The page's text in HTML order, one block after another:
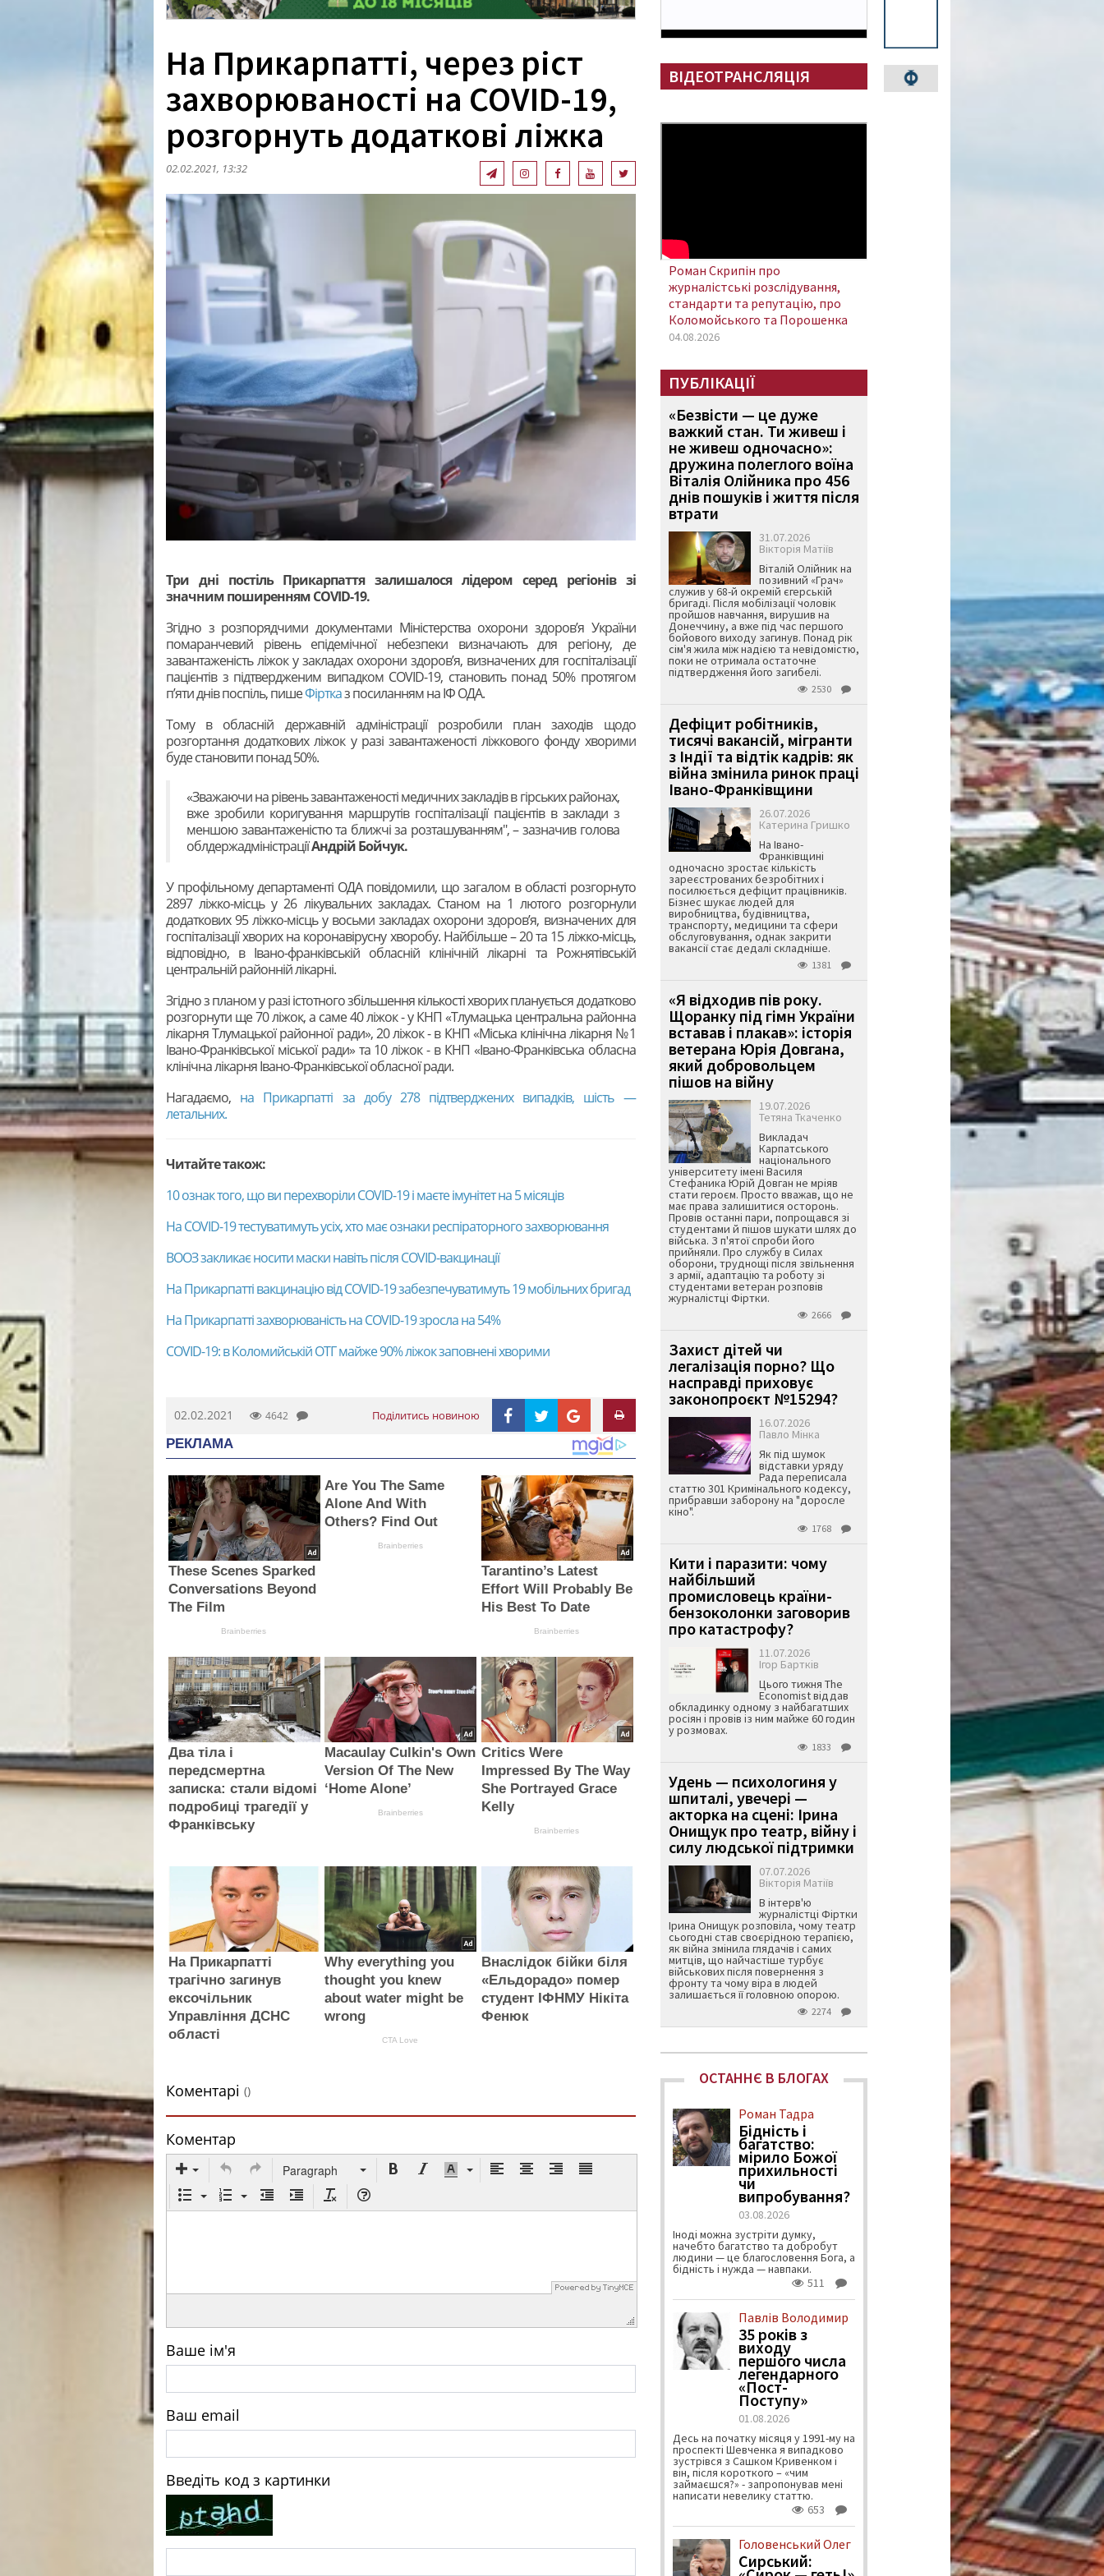
На Прикарпатті, через ріст
захворюваності на COVID-19,
розгорнуть додаткові ліжка
02.02.2021, 13:32
Три дні постіль Прикарпаття залишалося лідером серед регіонів зі
значним поширенням COVID-19.
Згідно з розпорядчими документами Міністерства охорони здоров’я України
помаранчевий рівень епідемічної небезпеки визначають для регіону, де
завантаженість ліжок у закладах охорони здоров’я, визначених для госпіталізації
пацієнтів з підтвердженим випадком COVID-19, становить понад 50% протягом
п’яти днів поспіль, пишеФіртказ посиланням на ІФ ОДА.
Тому в обласній державній адміністрації розробили план заходів щодо
розгортання додаткових ліжок у разі завантаженості ліжкового фонду хворими
буде становити понад 50%.
«Зважаючи на рівень завантаженості медичних закладів в гірських районах,
вже зробили коригування маршрутів госпіталізації пацієнтів в заклади з
меншою завантаженістю та ближчі за розташуванням", – зазначив голова
облдержадміністраціїАндрій Бойчук.
У профільному департаменті ОДА повідомили, що загалом в області розгорнуто
2897 ліжко-місць у 26 лікувальних закладах. Станом на 1 лютого розгорнули
додаткових 95 ліжко-місць у восьми закладах охорони здоров’я, визначених для
госпіталізації хворих на коронавірусну хворобу. Найбільше – 20 та 15 ліжко-місць,
відповідно, в Івано-франківській обласній клінічній лікарні та Рожнятівській
центральній районній лікарні.
Згідно з планом у разі істотного збільшення кількості хворих планується додатково
розгорнути ще 70 ліжок, а саме 40 ліжок - у КНП «Тлумацька центральна районна
лікарня Тлумацької районної ради», 20 ліжок - в КНП «Міська клінічна лікарня №1
Івано-Франківської міської ради» та 10 ліжок - в КНП «Івано-Франківська обласна
клінічна лікарня Івано-Франківської обласної ради.
Нагадаємо, на Прикарпатті за добу 278 підтверджених випадків, шість —
летальних.
Читайте також:
10 ознак того, що ви перехворіли COVID-19 і маєте імунітет на 5 місяців
На COVID-19 тестуватимуть усіх, хто має ознаки респіраторного захворювання
ВООЗ закликає носити маски навіть після COVID-вакцинації
На Прикарпатті вакцинацію від COVID-19 забезпечуватимуть 19 мобільних бригад
На Прикарпатті захворюваність на COVID-19 зросла на 54%
COVID-19: в Коломийській ОТГ майже 90% ліжок заповнені хворими
02.02.2021 4642 Поділитись новиною
РЕКЛАМА
These Scenes Sparked
Conversations Beyond
The Film
Brainberries
Are You The Same
Alone And With
Others? Find Out
Brainberries
Tarantino’s Latest
Effort Will Probably Be
His Best To Date
Brainberries
Два тіла і
передсмертна
записка: стали відомі
подробиці трагедії у
Франківську
Macaulay Culkin's Own
Version Of The New
‘Home Alone’
Brainberries
Critics Were
Impressed By The Way
She Portrayed Grace
Kelly
Brainberries
На Прикарпатті
трагічно загинув
ексочільник
Управління ДСНС
області
Why everything you
thought you knew
about water might be
wrong
CTA Love
Внаслідок бійки біля
«Ельдорадо» помер
студент ІФНМУ Нікіта
Фенюк
Коментарі ()
Коментар
Paragraph
Ваше ім'я
Ваш email
Введіть код з картинки
ВІДЕОТРАНСЛЯЦІЯ
Роман Скрипін про
журналістські розслідування,
стандарти та репутацію, про
Коломойського та Порошенка
04.08.2026
ПУБЛІКАЦІЇ
«Безвісти — це дуже
важкий стан. Ти живеш і
не живеш одночасно»:
дружина полеглого воїна
Віталія Олійника про 456
днів пошуків і життя після
втрати
31.07.2026
Вікторія Матіїв
Віталій Олійник на
позивний «Грач»
служив у 68-й окремій єгерській
бригаді. Після мобілізації чоловік
пройшов навчання, вирушив на
Донеччину, а вже під час першого
бойового виходу загинув. Понад рік
сім'я жила між надією та невідомістю,
поки не отримала остаточне
підтвердження його загибелі.
2530
Дефіцит робітників,
тисячі вакансій, мігранти
з Індії та відтік кадрів: як
війна змінила ринок праці
Івано-Франківщини
26.07.2026
Катерина Гришко
На Івано-
Франківщині
одночасно зростає кількість
зареєстрованих безробітних і
посилюється дефіцит працівників.
Бізнес шукає людей для
виробництва, будівництва,
транспорту, медицини та сфери
обслуговування, однак закрити
вакансії стає дедалі складніше.
1381
«Я відходив пів року.
Щоранку під гімн України
вставав і плакав»: історія
ветерана Юрія Довгана,
який добровольцем
пішов на війну
19.07.2026
Тетяна Ткаченко
Викладач
Карпатського
національного
університету імені Василя
Стефаника Юрій Довган не мріяв
стати героєм. Просто вважав, що не
має права залишитися осторонь.
Провів останні пари, попрощався зі
студентами й пішов шукати шлях до
війська. З п'ятої спроби його
прийняли. Про службу в Силах
оборони, труднощі після звільнення
з армії, адаптацію та роботу зі
студентами ветеран розповів
журналістці Фіртки.
2666
Захист дітей чи
легалізація порно? Що
насправді приховує
законопроєкт №15294?
16.07.2026
Павло Мінка
Як під шумок
відставки уряду
Рада переписала
статтю 301 Кримінального кодексу,
прибравши заборону на "доросле
кіно".
1768
Кити і паразити: чому
найбільший
промисловець країни-
бензоколонки заговорив
про катастрофу?
11.07.2026
Ігор Бартків
Цього тижня The
Economist віддав
обкладинку одному з найбагатших
росіян і провів із ним майже 60 годин
у розмовах.
1833
Удень — психологиня у
шпиталі, увечері —
акторка на сцені: Ірина
Онищук про театр, війну і
силу людської підтримки
07.07.2026
Вікторія Матіїв
В інтерв'ю
журналістці Фіртки
Ірина Онищук розповіла, чому театр
сьогодні став своєрідною терапією,
як війна змінила глядачів і самих
митців, що найчастіше турбує
військових після повернення з
фронту та чому віра в людей
залишається її головною опорою.
2274
ОСТАННЄ В БЛОГАХ
Роман Тадра
Бідність і
багатство:
мірило Божої
прихильності
чи
випробування?
03.08.2026
Іноді можна зустріти думку,
начебто багатство та добробут
людини — це благословення Бога, а
бідність і нужда — навпаки.
511
Павлів Володимир
35 років з
виходу
першого числа
легендарного
«Пост-
Поступу»
01.08.2026
Десь на початку місяця у 1991-му на
проспекті Шевченка я випадково
зустрівся з Сашком Кривенком і
він, після короткого – «чим
займаєшся?» - запропонував мені
написати невелику статтю.
653
Головенський Олег
Сирський: